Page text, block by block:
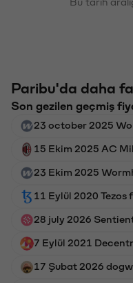
Paribu'da daha
Son gezilen geçmiş
23 october 2025
15 Ekim 2025 AC
23 Ekim 2025
11 Eylül 2020 Tezos
28 july 2026
7 Eylül 2021
17 Şubat 2026